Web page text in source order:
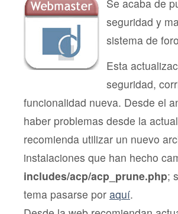
Se acaba de
seguridad y
sistema de
Esta
seguridad,
funcionalidad nueva. Desde el
haber problemas desde la
recomienda utilizar un nuevo
instalaciones que han hecho
includes/acp/acp_prune.php;
tema pasarse por aquí.